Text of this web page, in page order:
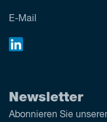
E-Mail
Newsletter
Abonnieren Sie